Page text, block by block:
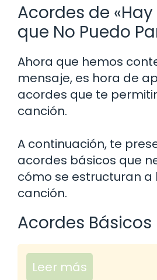
Acordes de
que No Puedo
Ahora que hemos
mensaje, es hora de
acordes que te
canción.
A continuación, te
acordes básicos que
cómo se estructuran a
canción.
Acordes Básicos
Leer más